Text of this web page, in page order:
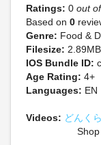
Ratings: 0 out of
Based on 0
Genre: Food &
Filesize: 2.89MB
IOS Bundle ID:
Age Rating: 4+
Languages: EN
Videos: どんく
Shop